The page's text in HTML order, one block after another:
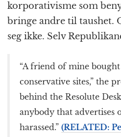
korporativisme som
bringe andre til taushet.
seg ikke. Selv
“A friend of mine
conservative sites,” the
behind the Resolute
anybody that advertises
harassed.” (RELATED: